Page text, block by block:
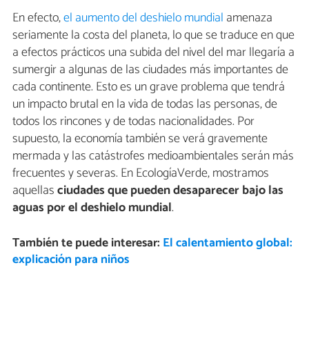
En efecto,el aumento del deshielo mundial amenaza
seriamente la costa del planeta, lo que se traduce en que
a efectos prácticos una subida del nivel del mar llegaría a
sumergir a algunas de las ciudades más importantes de
cada continente. Esto es un grave problema que tendrá
un impacto brutal en la vida de todas las personas, de
todos los rincones y de todas nacionalidades. Por
supuesto, la economía también se verá gravemente
mermada y las catástrofes medioambientales serán más
frecuentes y severas. En EcologíaVerde, mostramos
aquellasciudades que pueden desaparecer bajo las
aguas por el deshielo mundial.
También te puede interesar: El calentamiento global:
explicación para niños